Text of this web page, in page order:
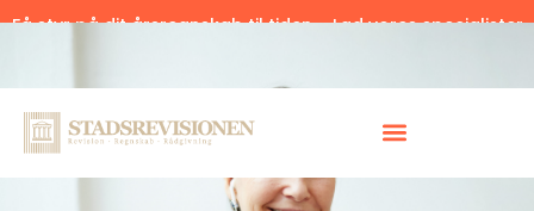
Få styr på dit årsregnskab til tiden – Lad vores specialister